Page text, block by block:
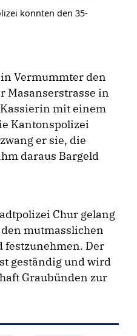
konnten den 35-
Vermummter den
Masanserstrasse in
mit einem
Kantonspolizei
er sie, die
daraus Bargeld
Chur gelang
mutmasslichen
festzunehmen. Der
geständig und wird
Graubünden zur